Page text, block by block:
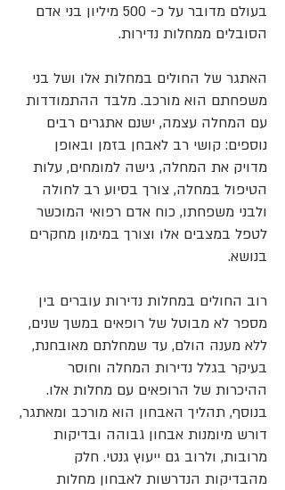
בעולם מדובר על כ- 500 מיליון בני אדם
הסובלים ממחלות נדירות.
האתגר של החולים במחלות אלו ושל בני
משפחתם הוא מורכב. מלבד ההתמודדות
עם המחלה עצמה, ישנם אתגרים רבים
נוספים: קושי רב לאבחן בזמן ובאופן
מדויק את המחלה, גישה למומחים, עלות
הטיפול במחלה, צורך בסיוע רב לחולה
ולבני משפחתו, כוח אדם רפואי המוכשר
לטפל במצבים אלו וצורך במימון מחקרים
בנושא.
רוב החולים במחלות נדירות עוברים בין
מספר לא מבוטל של רופאים במשך שנים,
ללא מענה הולם, עד שמחלתם מאובחנת,
בעיקר בגלל נדירות המחלה וחוסר
ההיכרות של הרופאים עם מחלות אלו.
בנוסף, תהליך האבחון הוא מורכב ומאתגר,
דורש מיומנות אבחון גבוהה ובדיקות
מרובות, ולרוב גם ייעוץ גנטי. חלק
מהבדיקות הנדרשות לאבחון מחלות